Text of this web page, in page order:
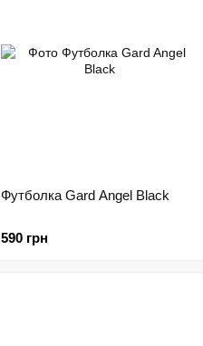
Футболка Gard Angel Black
590 грн